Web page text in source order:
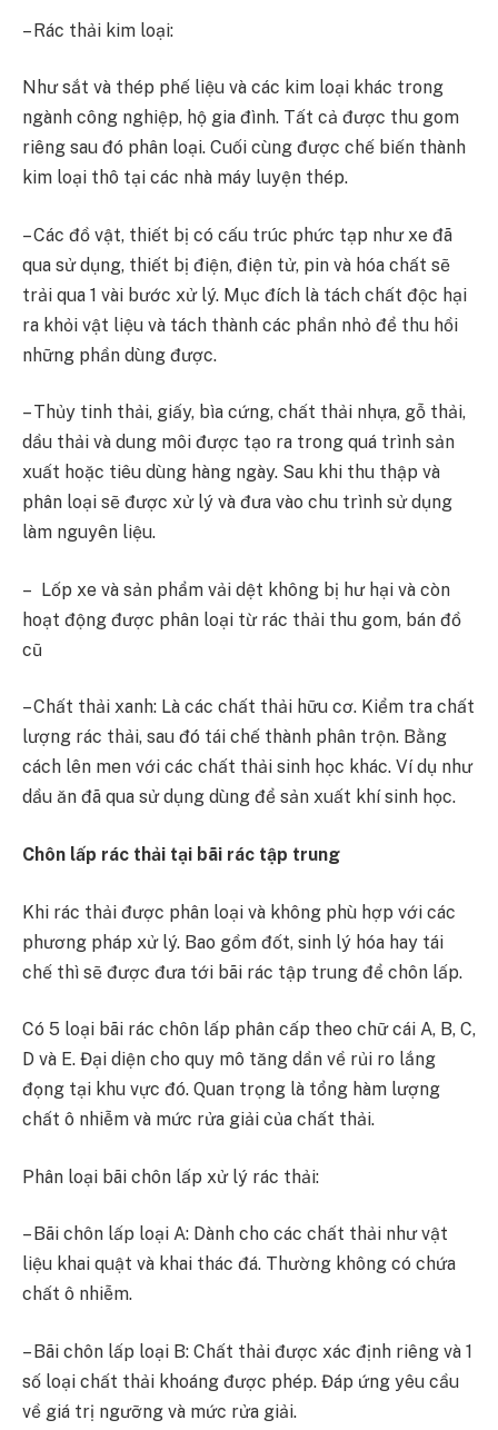
– Rác thải kim loại:
Như sắt và thép phế liệu và các kim loại khác trong
ngành công nghiệp, hộ gia đình. Tất cả được thu gom
riêng sau đó phân loại. Cuối cùng được chế biến thành
kim loại thô tại các nhà máy luyện thép.
– Các đồ vật, thiết bị có cấu trúc phức tạp như xe đã
qua sử dụng, thiết bị điện, điện tử, pin và hóa chất sẽ
trải qua 1 vài bước xử lý. Mục đích là tách chất độc hại
ra khỏi vật liệu và tách thành các phần nhỏ để thu hồi
những phần dùng được.
– Thủy tinh thải, giấy, bìa cứng, chất thải nhựa, gỗ thải,
dầu thải và dung môi được tạo ra trong quá trình sản
xuất hoặc tiêu dùng hàng ngày. Sau khi thu thập và
phân loại sẽ được xử lý và đưa vào chu trình sử dụng
làm nguyên liệu.
– Lốp xe và sản phẩm vải dệt không bị hư hại và còn
hoạt động được phân loại từ rác thải thu gom, bán đồ
cũ
– Chất thải xanh: Là các chất thải hữu cơ. Kiểm tra chất
lượng rác thải, sau đó tái chế thành phân trộn. Bằng
cách lên men với các chất thải sinh học khác. Ví dụ như
dầu ăn đã qua sử dụng dùng để sản xuất khí sinh học.
Chôn lấp rác thải tại bãi rác tập trung
Khi rác thải được phân loại và không phù hợp với các
phương pháp xử lý. Bao gồm đốt, sinh lý hóa hay tái
chế thì sẽ được đưa tới bãi rác tập trung để chôn lấp.
Có 5 loại bãi rác chôn lấp phân cấp theo chữ cái A, B, C,
D và E. Đại diện cho quy mô tăng dần về rủi ro lắng
đọng tại khu vực đó. Quan trọng là tổng hàm lượng
chất ô nhiễm và mức rửa giải của chất thải.
Phân loại bãi chôn lấp xử lý rác thải:
– Bãi chôn lấp loại A: Dành cho các chất thải như vật
liệu khai quật và khai thác đá. Thường không có chứa
chất ô nhiễm.
– Bãi chôn lấp loại B: Chất thải được xác định riêng và 1
số loại chất thải khoáng được phép. Đáp ứng yêu cầu
về giá trị ngưỡng và mức rửa giải.